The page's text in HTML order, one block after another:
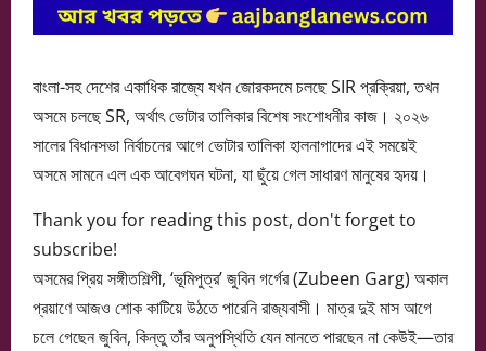
বাংলা-সহ দেশের একাধিক রাজ্যে যখন জোরকদমে চলছে SIR প্রক্রিয়া, তখন
অসমে চলছে SR, অর্থাৎ ভোটার তালিকার বিশেষ সংশোধনীর কাজ। ২০২৬
সালের বিধানসভা নির্বাচনের আগে ভোটার তালিকা হালনাগাদের এই সময়েই
অসমে সামনে এল এক আবেগঘন ঘটনা, যা ছুঁয়ে গেল সাধারণ মানুষের হৃদয়।
Thank you for reading this post, don't forget to
subscribe!
অসমের প্রিয় সঙ্গীতশিল্পী, ‘ভূমিপুত্র’ জুবিন গর্গের (Zubeen Garg) অকাল
প্রয়াণে আজও শোক কাটিয়ে উঠতে পারেনি রাজ্যবাসী। মাত্র দুই মাস আগে
চলে গেছেন জুবিন, কিন্তু তাঁর অনুপস্থিতি যেন মানতে পারছেন না কেউই—তার